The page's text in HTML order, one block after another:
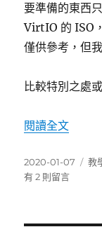
要準備的東西
VirtIO 的 ISO
僅供參考，但
比較特別之處
閱讀全文〈在
發
佈
2020-01-07
分
教
有 2 則留言